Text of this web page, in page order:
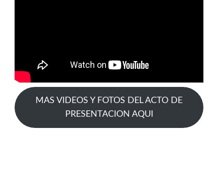
MAS VIDEOS Y FOTOS DEL ACTO DE
PRESENTACION AQUI